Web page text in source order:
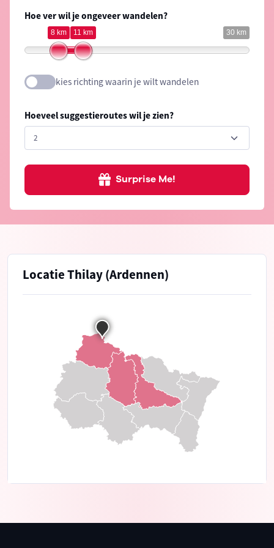
Hoe ver wil je ongeveer wandelen?
30 km
8 km 11 km
kies richting waarin je wilt wandelen
Hoeveel suggestieroutes wil je zien?
Surprise Me!
Locatie Thilay (Ardennen)